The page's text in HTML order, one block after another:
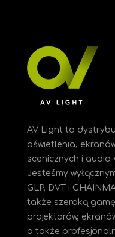
AV Light to
oświetlenia,
scenicznych i
Jesteśmy
GLP, DVT i
także szeroką
projektorów,
a także